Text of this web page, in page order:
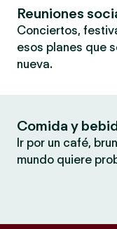
Reuniones
Conciertos,
esos planes que
nueva.
Comida y
Ir por un café,
mundo quiere